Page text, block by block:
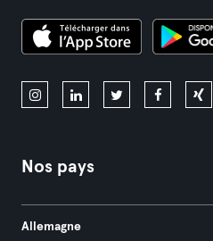
Nos pays
Allemagne